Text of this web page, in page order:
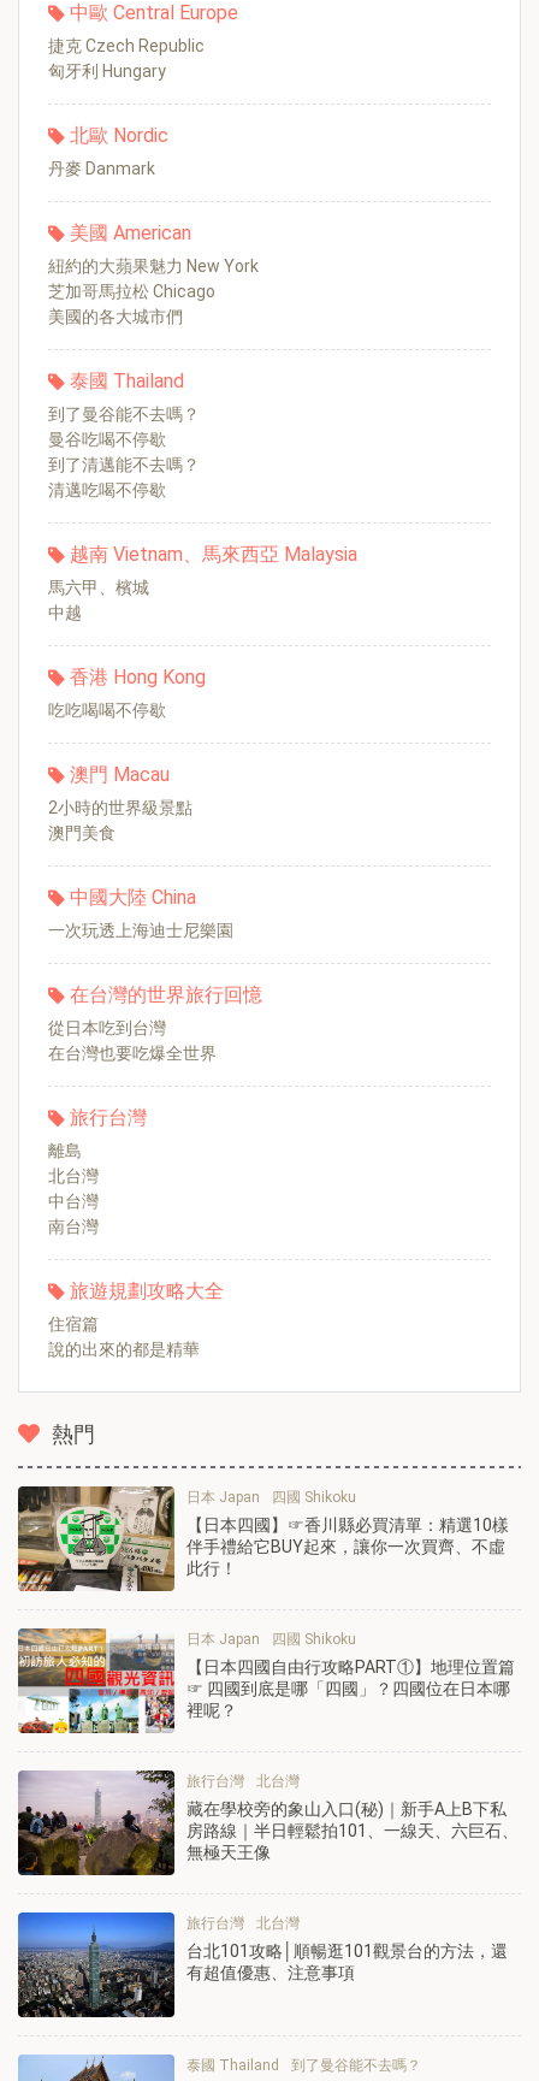
中歐 Central Europe
捷克 Czech Republic
匈牙利 Hungary
北歐 Nordic
丹麥 Danmark
美國 American
紐約的大蘋果魅力 New York
芝加哥馬拉松 Chicago
美國的各大城市們
泰國 Thailand
到了曼谷能不去嗎？
曼谷吃喝不停歇
到了清邁能不去嗎？
清邁吃喝不停歇
越南 Vietnam、馬來西亞 Malaysia
馬六甲、檳城
中越
香港 Hong Kong
吃吃喝喝不停歇
澳門 Macau
2小時的世界級景點
澳門美食
中國大陸 China
一次玩透上海迪士尼樂園
在台灣的世界旅行回憶
從日本吃到台灣
在台灣也要吃爆全世界
旅行台灣
離島
北台灣
中台灣
南台灣
旅遊規劃攻略大全
住宿篇
說的出來的都是精華
熱門
日本 Japan 四國 Shikoku
【日本四國】☞香川縣必買清單：精選10樣
伴手禮給它BUY起來，讓你一次買齊、不虛
此行！
日本 Japan 四國 Shikoku
【日本四國自由行攻略PART①】地理位置篇
☞ 四國到底是哪「四國」？四國位在日本哪
裡呢？
旅行台灣 北台灣
藏在學校旁的象山入口(秘)｜新手A上B下私
房路線｜半日輕鬆拍101、一線天、六巨石、
無極天王像
旅行台灣 北台灣
台北101攻略│順暢逛101觀景台的方法，還
有超值優惠、注意事項
泰國 Thailand 到了曼谷能不去嗎？